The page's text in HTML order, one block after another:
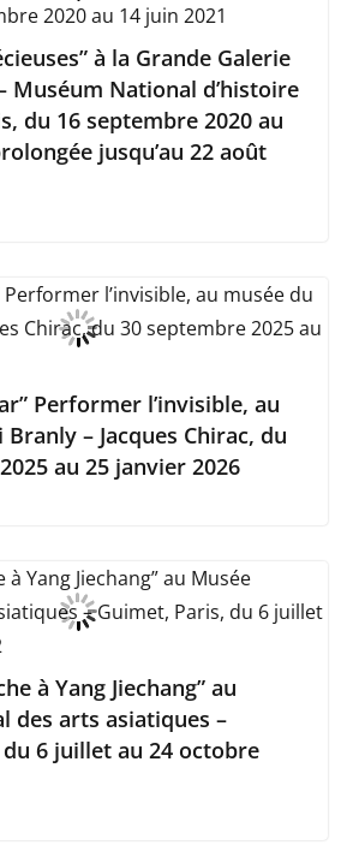
à la Grande Galerie
Muséum National d’histoire
du 16 septembre 2020 au
jusqu’au 22 août
Performer l’invisible, au
– Jacques Chirac, du
au 25 janvier 2026
à Yang Jiechang” au
des arts asiatiques –
6 juillet au 24 octobre